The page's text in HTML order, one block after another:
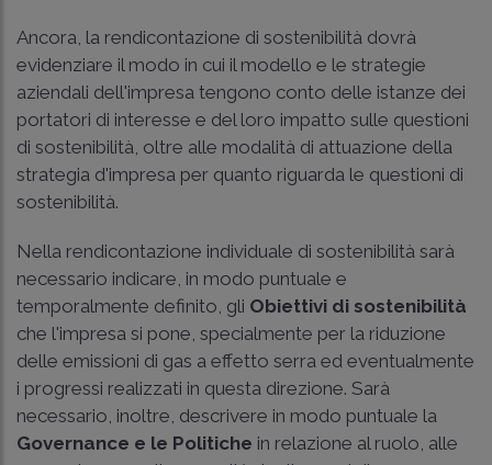
Ancora, la rendicontazione di sostenibilità dovrà
evidenziare il modo in cui il modello e le strategie
aziendali dell'impresa tengono conto delle istanze dei
portatori di interesse e del loro impatto sulle questioni
di sostenibilità, oltre alle modalità di attuazione della
strategia d'impresa per quanto riguarda le questioni di
sostenibilità.
Nella rendicontazione individuale di sostenibilità sarà
necessario indicare, in modo puntuale e
temporalmente definito, gli Obiettivi di sostenibilità
che l'impresa si pone, specialmente per la riduzione
delle emissioni di gas a effetto serra ed eventualmente
i progressi realizzati in questa direzione. Sarà
necessario, inoltre, descrivere in modo puntuale la
Governance e le Politiche in relazione al ruolo, alle